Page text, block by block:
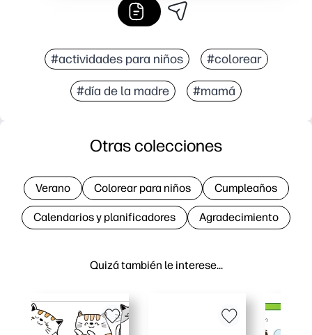
#actividades para niños #colorear
#día de la madre #mamá
Quizá también le interese…
Otras colecciones
Verano Colorear para niños Cumpleaños
Calendarios y planificadores Agradecimiento